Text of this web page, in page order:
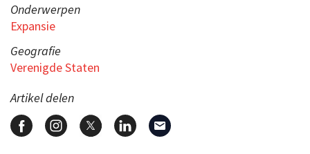
Onderwerpen
Expansie
Geografie
Verenigde Staten
Artikel delen